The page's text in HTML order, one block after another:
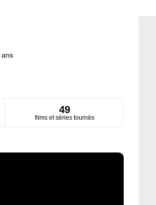
49
films et séries tournés